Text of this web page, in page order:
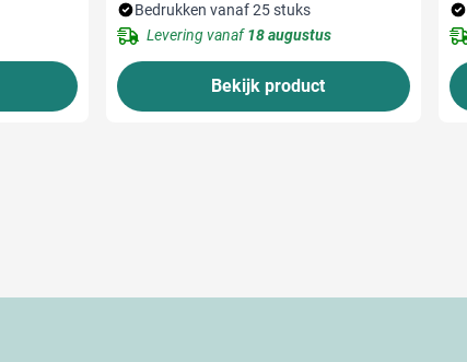
Bedrukken vanaf 25 stuks
Levering vanaf18 augustus
Bekijk product